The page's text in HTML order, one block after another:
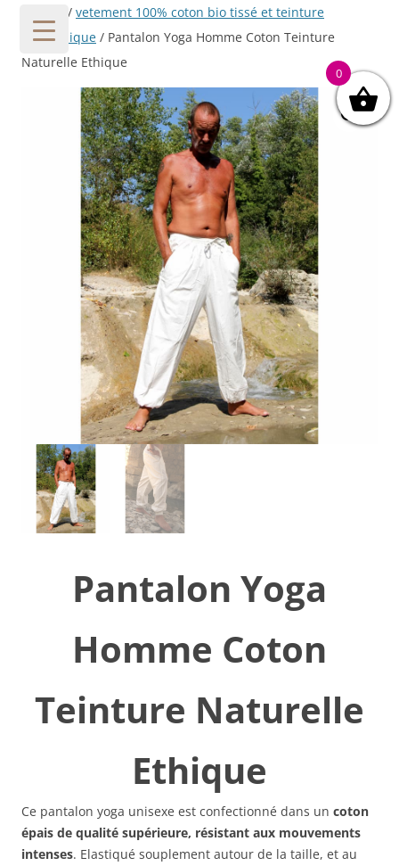
/ vetement 100% coton bio tissé et teinture
ayurvédique / Pantalon Yoga Homme Coton Teinture
Naturelle Ethique
Pantalon Yoga
Homme Coton
Teinture Naturelle
Ethique
Ce pantalon yoga unisexe est confectionné dans un coton
épais de qualité supérieure, résistant aux mouvements
intenses. Elastiqué souplement autour de la taille, et au
0